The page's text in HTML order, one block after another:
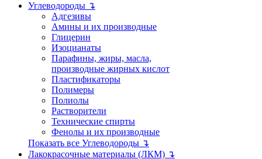
Углеводороды ↴
Адгезивы
Амины и их производные
Глицерин
Изоцианаты
Парафины, жиры, масла,
производные жирных кислот
Пластификаторы
Полимеры
Полиолы
Растворители
Технические спирты
Фенолы и их производные
Показать все Углеводороды ↴
Лакокрасочные материалы (ЛКМ) ↴